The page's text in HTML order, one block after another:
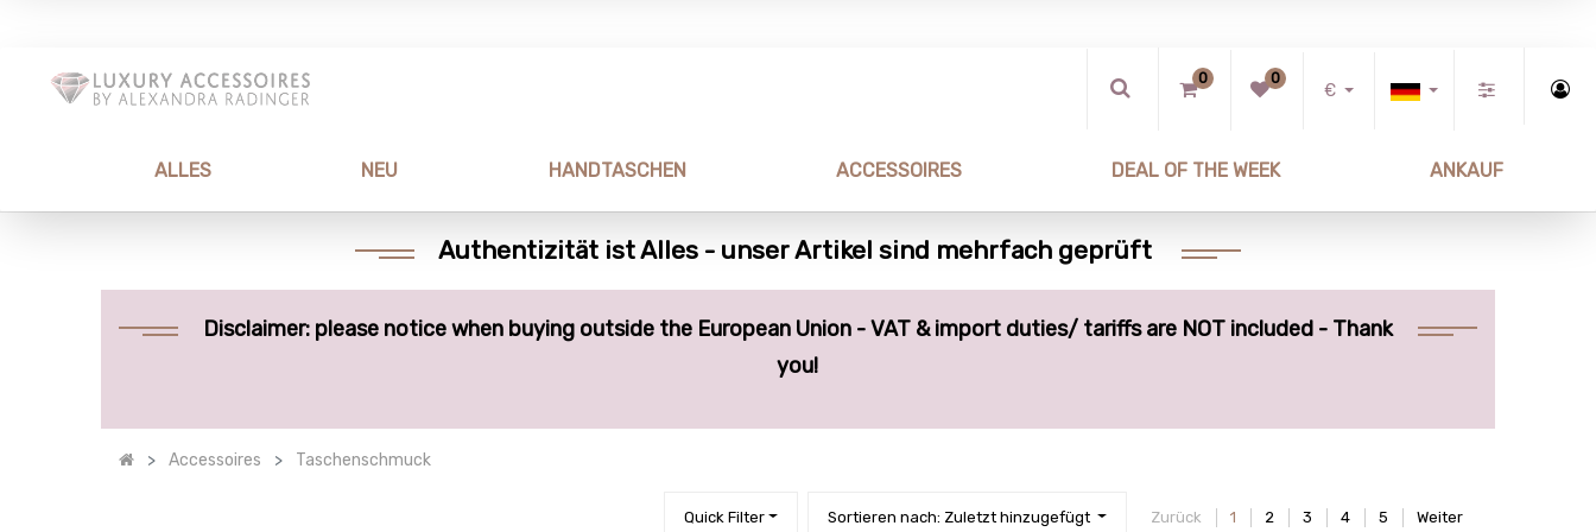
0 0
€
ALLES NEU HANDTASCHEN ACCESSOIRES DEAL OF THE WEEK ANKAUF
Authentizität ist Alles - unser Artikel sind mehrfach geprüft
Disclaimer: please notice when buying outside the European Union - VAT & import duties/ tariffs are NOT included - Thank
you!
Accessoires Taschenschmuck
Zurück 1 2 3 4 5 Weiter
Sortieren nach: Zuletzt hinzugefügt
Quick Filter